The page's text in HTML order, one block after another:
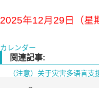
2025年12月29日（星
カレンダー
関連記事:
（注意）关于灾害多语言支